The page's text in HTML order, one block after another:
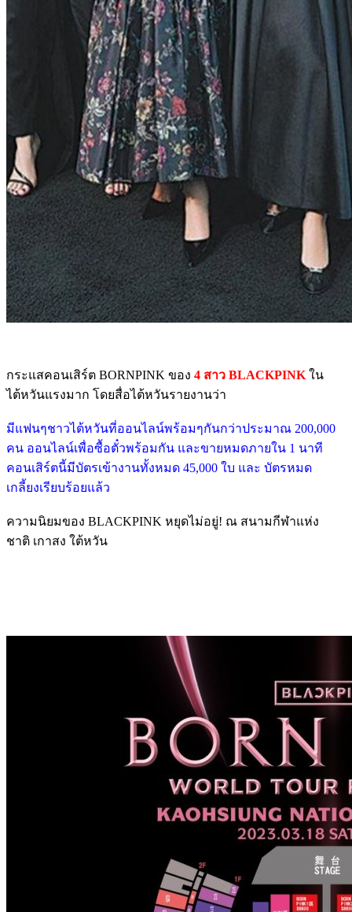
กระแสคอนเสิร์ต BORNPINK ของ 4 สาว BLACKPINK ใน
ไต้หวันแรงมาก โดยสื่อไต้หวันรายงานว่า
มีแฟนๆชาวไต้หวันที่ออนไลน์พร้อมๆกันกว่าประมาณ 200,000
คน ออนไลน์เพื่อซื้อตั๋วพร้อมกัน และขายหมดภายใน 1 นาที
คอนเสิร์ตนี้มีบัตรเข้างานทั้งหมด 45,000 ใบ และ บัตรหมด
เกลี้ยงเรียบร้อยแล้ว
ความนิยมของ BLACKPINK หยุดไม่อยู่! ณ สนามกีฬาแห่ง
ชาติ เกาสง ใต้หวัน